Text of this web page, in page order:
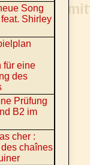
Song
Shirley
für eine
des
Prüfung
B2 im
cher :
chaînes